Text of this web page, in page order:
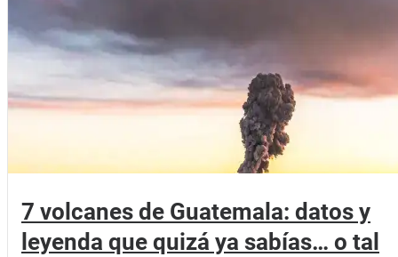
7 volcanes de Guatemala: datos y
leyenda que quizá ya sabías… o tal